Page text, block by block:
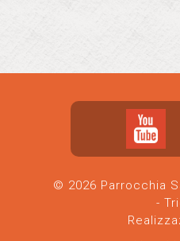
© 2026 Parrocchia
-